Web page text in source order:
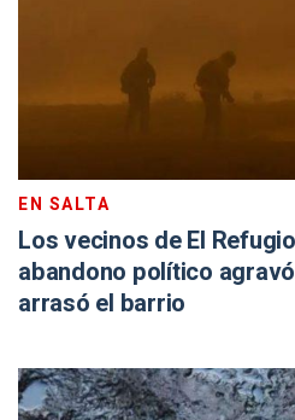
EN SALTA
Los vecinos de El
abandono político
arrasó el barrio